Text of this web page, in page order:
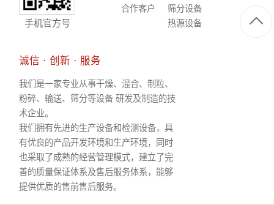
手机官方号
合作客户
筛分设备
热源设备
诚信 · 创新 · 服务
我们是一家专业从事干燥、混合、制粒、
粉碎、输送、筛分等设备 研发及制造的技
术企业。
我们拥有先进的生产设备和检测设备，具
有优良的产品开发环境和生产环境，同时
也采取了成熟的经营管理模式，建立了完
善的质量保证体系及售后服务体系，能够
提供优质的售前售后服务。